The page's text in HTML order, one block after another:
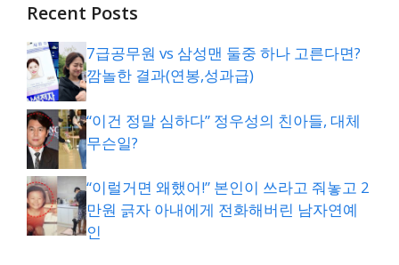
Recent Posts
7급공무원 vs 삼성맨 둘중 하나 고른다면?
깜놀한 결과(연봉,성과급)
“이건 정말 심하다” 정우성의 친아들, 대체
무슨일?
“이럴거면 왜했어!” 본인이 쓰라고 줘놓고 2
만원 긁자 아내에게 전화해버린 남자연예
인